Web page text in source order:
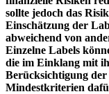
sollte jedoch das
Einschätzung der
abweichend von
Einzelne Labels
die im Einklang mit
Berücksichtigung der
Mindestkriterien